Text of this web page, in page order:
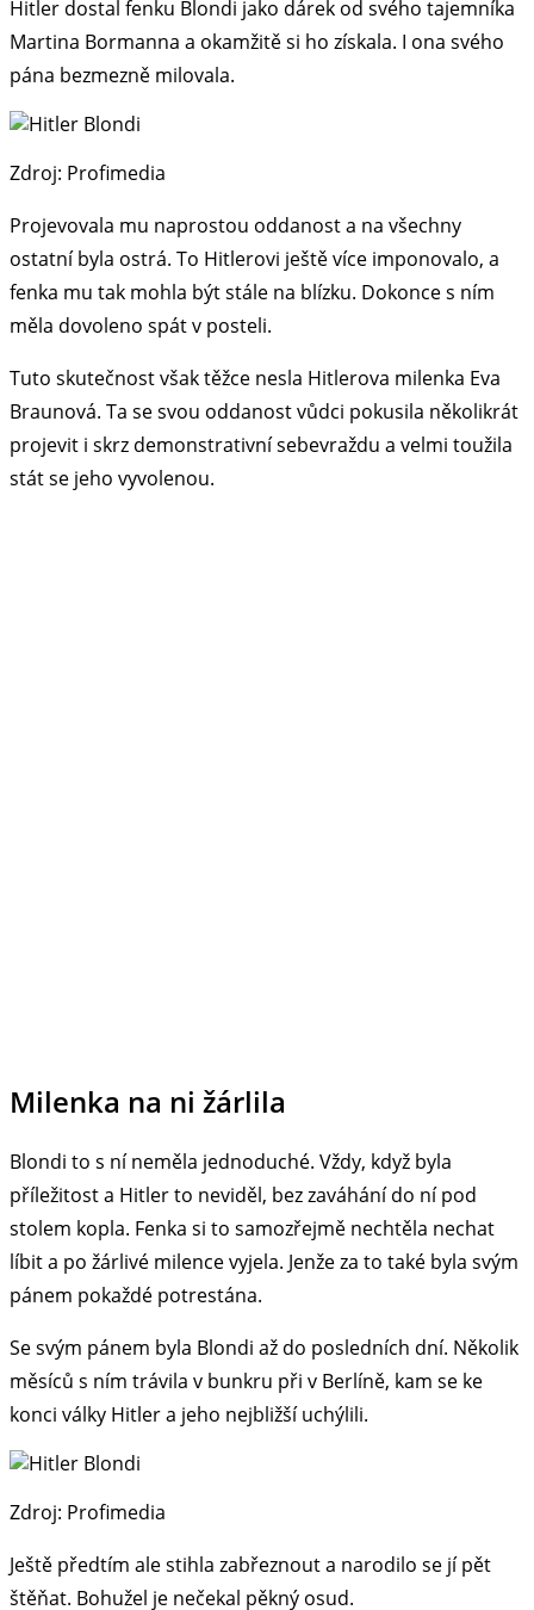
Hitler dostal fenku Blondi jako dárek od svého tajemníka
Martina Bormanna a okamžitě si ho získala. I ona svého
pána bezmezně milovala.
Zdroj: Profimedia
Projevovala mu naprostou oddanost a na všechny
ostatní byla ostrá. To Hitlerovi ještě více imponovalo, a
fenka mu tak mohla být stále na blízku. Dokonce s ním
měla dovoleno spát v posteli.
Tuto skutečnost však těžce nesla Hitlerova milenka Eva
Braunová. Ta se svou oddanost vůdci pokusila několikrát
projevit i skrz demonstrativní sebevraždu a velmi toužila
stát se jeho vyvolenou.
Milenka na ni žárlila
Blondi to s ní neměla jednoduché. Vždy, když byla
příležitost a Hitler to neviděl, bez zaváhání do ní pod
stolem kopla. Fenka si to samozřejmě nechtěla nechat
líbit a po žárlivé milence vyjela. Jenže za to také byla svým
pánem pokaždé potrestána.
Se svým pánem byla Blondi až do posledních dní. Několik
měsíců s ním trávila v bunkru při v Berlíně, kam se ke
konci války Hitler a jeho nejbližší uchýlili.
Zdroj: Profimedia
Ještě předtím ale stihla zabřeznout a narodilo se jí pět
štěňat. Bohužel je nečekal pěkný osud.